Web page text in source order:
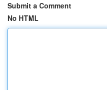
Submit a Comment
No HTML